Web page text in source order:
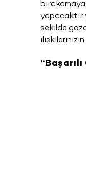
yapacaktır
şekilde